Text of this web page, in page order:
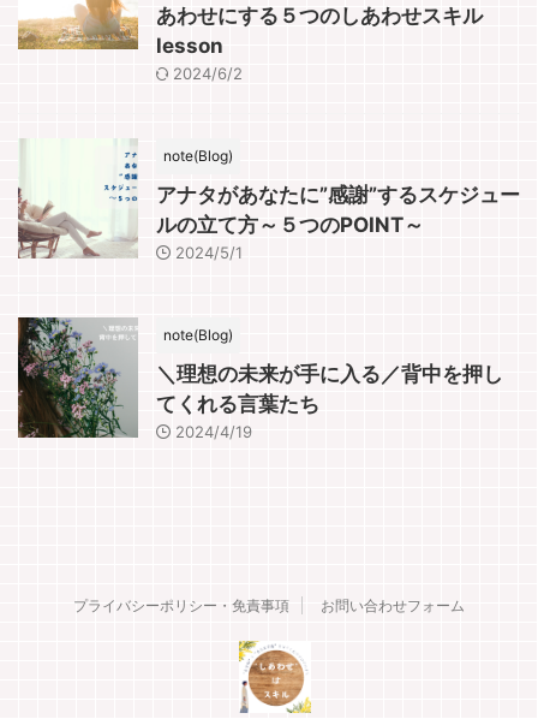
あわせにする５つのしあわせスキル
lesson
2024/6/2
note(Blog)
アナタがあなたに”感謝”するスケジュー
ルの立て方～５つのPOINT～
2024/5/1
note(Blog)
＼理想の未来が手に入る／背中を押し
てくれる言葉たち
2024/4/19
プライバシーポリシー・免責事項 お問い合わせフォーム